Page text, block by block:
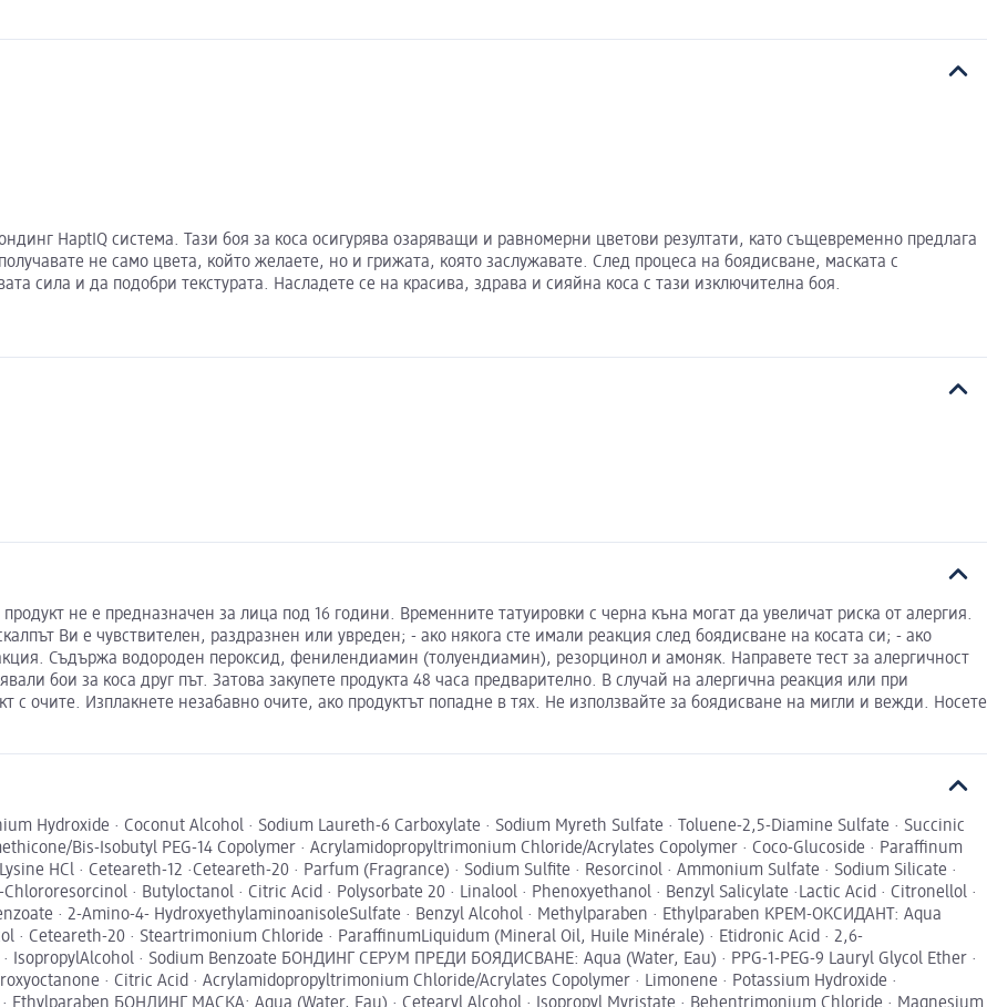
HaptIQ система. Тази боя за коса осигурява озаряващи и равномерни цветови резултати, като същевременно предлага
не само цвета, който желаете, но и грижата, която заслужавате. След процеса на боядисване, маската с
сила и да подобри текстурата. Насладете се на красива, здрава и сияйна коса с тази изключителна боя.
не е предназначен за лица под 16 години. Временните татуировки с черна къна могат да увеличат риска от алергия.
Ви е чувствителен, раздразнен или увреден; - ако някога сте имали реакция след боядисване на косата си; - ако
Съдържа водороден пероксид, фенилендиамин (толуендиамин), резорцинол и амоняк. Направете тест за алергичност
бои за коса друг път. Затова закупете продукта 48 часа предварително. В случай на алергична реакция или при
с очите. Изплакнете незабавно очите, ако продуктът попадне в тях. Не използвайте за боядисване на мигли и вежди. Носете
Hydroxide · Coconut Alcohol · Sodium Laureth-6 Carboxylate · Sodium Myreth Sulfate · Toluene-2,5-Diamine Sulfate · Succinic
Bis-Isobutyl PEG-14 Copolymer · Acrylamidopropyltrimonium Chloride/Acrylates Copolymer · Coco-Glucoside · Paraffinum
HCl · Ceteareth-12 ·Ceteareth-20 · Parfum (Fragrance) · Sodium Sulfite · Resorcinol · Ammonium Sulfate · Sodium Silicate ·
· Butyloctanol · Citric Acid · Polysorbate 20 · Linalool · Phenoxyethanol · Benzyl Salicylate ·Lactic Acid · Citronellol ·
· 2-Amino-4- HydroxyethylaminoanisoleSulfate · Benzyl Alcohol · Methylparaben · Ethylparaben КРЕМ-ОКСИДАНТ: Aqua
· Ceteareth-20 · Steartrimonium Chloride · ParaffinumLiquidum (Mineral Oil, Huile Minérale) · Etidronic Acid · 2,6-
IsopropylAlcohol · Sodium Benzoate БОНДИНГ СЕРУМ ПРЕДИ БОЯДИСВАНЕ: Aqua (Water, Eau) · PPG-1-PEG-9 Lauryl Glycol Ether ·
· Citric Acid · Acrylamidopropyltrimonium Chloride/Acrylates Copolymer · Limonene · Potassium Hydroxide ·